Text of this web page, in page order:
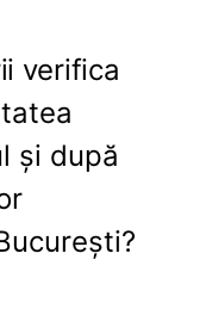
verifica
și după